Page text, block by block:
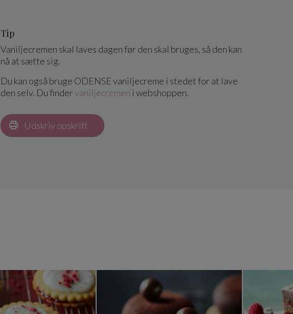
Tip
Vaniljecremen skal laves dagen før den skal bruges, så den kan
nå at sætte sig.
Du kan også bruge ODENSE vaniljecreme i stedet for at lave
den selv. Du findervaniljecremen i webshoppen.
Udskriv opskrift
Hindbærsnitter Små runde kiksekager